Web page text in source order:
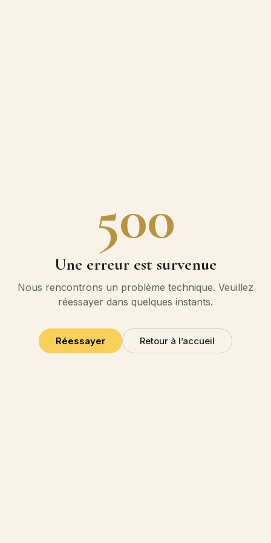
500
Une erreur est survenue
Nous rencontrons un problème technique. Veuillez
réessayer dans quelques instants.
Réessayer Retour à l’accueil